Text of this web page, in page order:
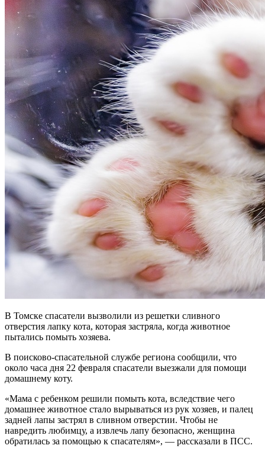
В Томске спасатели вызволили из решетки сливного
отверстия лапку кота, которая застряла, когда животное
пытались помыть хозяева.
В поисково-спасательной службе региона сообщили, что
около часа дня 22 февраля спасатели выезжали для помощи
домашнему коту.
«Мама с ребенком решили помыть кота, вследствие чего
домашнее животное стало вырываться из рук хозяев, и палец
задней лапы застрял в сливном отверстии. Чтобы не
навредить любимцу, а извлечь лапу безопасно, женщина
обратилась за помощью к спасателям», — рассказали в ПСС.